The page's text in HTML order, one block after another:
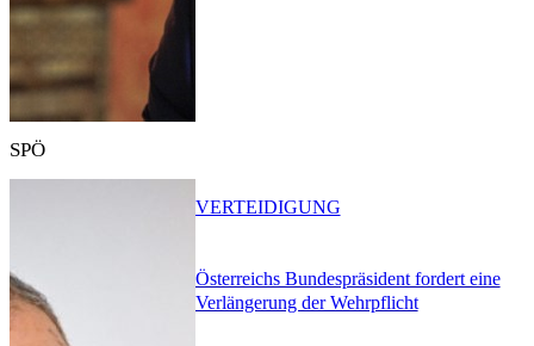
SPÖ
Österreichs Bundespräsident fordert eine
Verlängerung der Wehrpflicht
VERTEIDIGUNG